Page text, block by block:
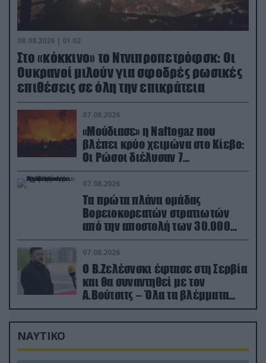
08.08.2026 | 01:02
Στο «κόκκινο» το Ντνιπροπετρόφσκ: Οι
Ουκρανοί μιλούν για σφοδρές ρωσικές
επιθέσεις σε όλη την επικράτεια
07.08.2026
«Μούδιασε» η Naftogaz που
βλέπει κρύο χειμώνα στο Κίεβο:
Οι Ρώσοι διέλυσαν 7
εγκαταστάσεις του ουκρανικού
κολοσσού!
07.08.2026
Τα πρώτα πλάνα ομάδας
Βορειοκορεατών στρατιωτών
από την αποστολή των 30.000
που έφτασαν στη Ρωσία (βίντεο)
07.08.2026
Ο Β.Ζελέσνσκι έφτασε στη Σερβία
και θα συναντηθεί με τον
Α.Βούτσιτς – Όλα τα βλέμματα
στις σχέσεις με τη Ρωσία
ΝΑΥΤΙΚΟ